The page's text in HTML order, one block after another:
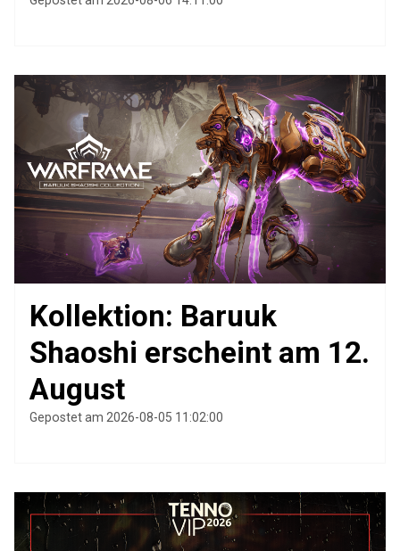
Kollektion: Baruuk
Shaoshi erscheint am 12.
August
Gepostet am 2026-08-05 11:02:00